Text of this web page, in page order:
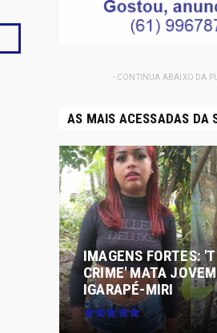
- CONTINUA ABAIXO DA
AS MAIS ACESSADAS DA
IMAGENS FORTES:
CRIME' MATA
IGARAPÉ-MIRI